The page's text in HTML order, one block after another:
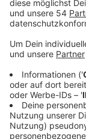
Viele Dozenten
bieten deshalb
Yoga-Kurse
abgehalten.
Insgesamt 14